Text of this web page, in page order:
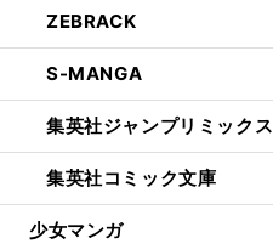
ZEBRACK
S-MANGA
集英社ジャンプリミックス
集英社コミック文庫
少女マンガ